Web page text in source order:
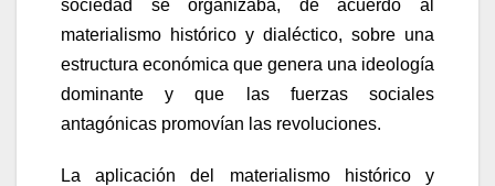
sociedad se organizaba, de acuerdo al
materialismo histórico y dialéctico, sobre una
estructura económica que genera una ideología
dominante y que las fuerzas sociales
antagónicas promovían las revoluciones.
La aplicación del materialismo histórico y